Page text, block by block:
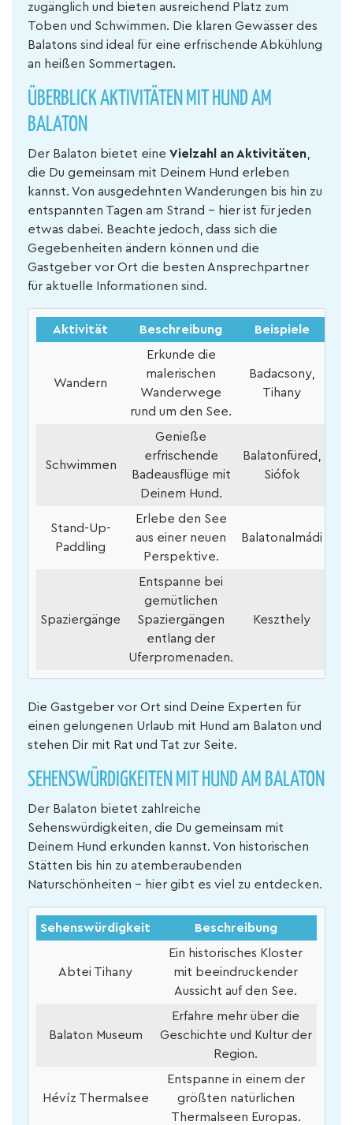
zugänglich und bieten ausreichend Platz zum
Toben und Schwimmen. Die klaren Gewässer des
Balatons sind ideal für eine erfrischende Abkühlung
an heißen Sommertagen.
ÜBERBLICK AKTIVITÄTEN MIT HUND AM
BALATON
Der Balaton bietet eine Vielzahl an Aktivitäten
die Du gemeinsam mit Deinem Hund erleben
kannst. Von ausgedehnten Wanderungen bis hin zu
entspannten Tagen am Strand – hier ist für jeden
etwas dabei. Beachte jedoch, dass sich die
Gegebenheiten ändern können und die
Gastgeber vor Ort die besten Ansprechpartner
für aktuelle Informationen sind.
Aktivität Beschreibung Beispiele
Wandern
Erkunde die
malerischen
Wanderwege
rund um den See.
Badacsony,
Tihany
Schwimmen
Genieße
erfrischende
Badeausflüge mit
Deinem Hund.
Balatonfüred,
Siófok
Stand-Up-
Paddling
Erlebe den See
aus einer neuen
Perspektive.
Balatonalmádi
Spaziergänge
Entspanne bei
gemütlichen
Spaziergängen
entlang der
Uferpromenaden.
Keszthely
Die Gastgeber vor Ort sind Deine Experten für
einen gelungenen Urlaub mit Hund am Balaton und
stehen Dir mit Rat und Tat zur Seite.
SEHENSWÜRDIGKEITEN MIT HUND AM BALATON
Der Balaton bietet zahlreiche
Sehenswürdigkeiten, die Du gemeinsam mit
Deinem Hund erkunden kannst. Von historischen
Stätten bis hin zu atemberaubenden
Naturschönheiten – hier gibt es viel zu entdecken.
Sehenswürdigkeit Beschreibung
Abtei Tihany
Ein historisches Kloster
mit beeindruckender
Aussicht auf den See.
Balaton Museum
Erfahre mehr über die
Geschichte und Kultur der
Region.
Hévíz Thermalsee
Entspanne in einem der
größten natürlichen
Thermalseen Europas.